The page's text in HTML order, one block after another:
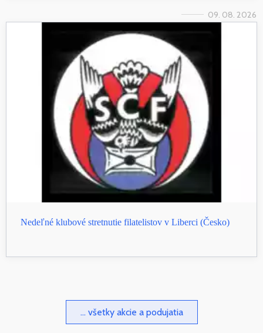
09. 08. 2026
Nedeľné klubové stretnutie filatelistov v Liberci (Česko)
... všetky akcie a podujatia